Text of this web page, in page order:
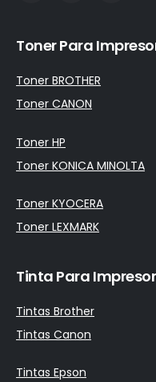
Toner Para
Toner BROTHER
Toner CANON
Toner HP
Toner KONICA MINOLTA
Toner KYOCERA
Toner LEXMARK
Tinta Para
Tintas Brother
Tintas Canon
Tintas Epson